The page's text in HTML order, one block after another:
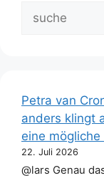
Petra van
anders klingt
eine mögliche
22. Juli 2026
@lars Genau